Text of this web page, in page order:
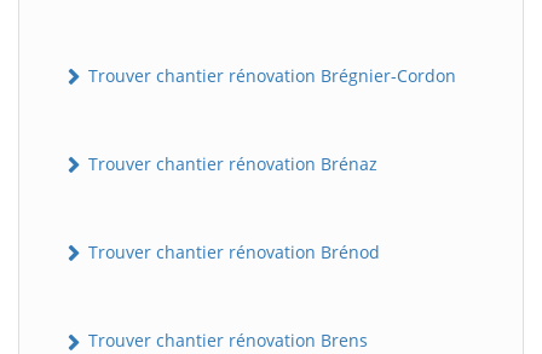
Trouver chantier rénovation Brégnier-Cordon
Trouver chantier rénovation Brénaz
Trouver chantier rénovation Brénod
Trouver chantier rénovation Brens